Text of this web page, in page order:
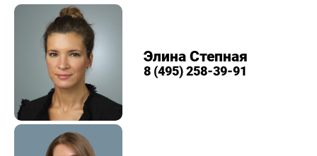
Элина Степная
8 (495) 258-39-91